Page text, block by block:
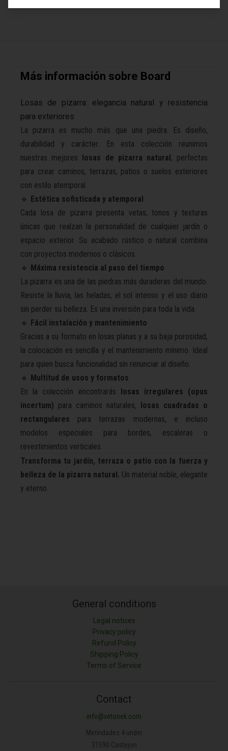
Más información sobre Board
Losas de pizarra: elegancia natural y resistencia
para exteriores
La pizarra es mucho más que una piedra. Es diseño,
durabilidad y carácter. En esta colección reunimos
nuestras mejores losas de pizarra natural, perfectas
para crear caminos, terrazas, patios o suelos exteriores
con estilo atemporal.
🔹 Estética sofisticada y atemporal
Cada losa de pizarra presenta vetas, tonos y texturas
únicas que realzan la personalidad de cualquier jardín o
espacio exterior. Su acabado rústico o natural combina
con proyectos modernos o clásicos.
🔹 Máxima resistencia al paso del tiempo
La pizarra es una de las piedras más duraderas del mundo.
Resiste la lluvia, las heladas, el sol intenso y el uso diario
sin perder su belleza. Es una inversión para toda la vida.
🔹 Fácil instalación y mantenimiento
Gracias a su formato en losas planas y a su baja porosidad,
la colocación es sencilla y el mantenimiento mínimo. Ideal
para quien busca funcionalidad sin renunciar al diseño.
🔹 Multitud de usos y formatos
En la colección encontrarás losas irregulares (opus
incertum) para caminos naturales, losas cuadradas o
rectangulares para terrazas modernas, e incluso
modelos especiales para bordes, escaleras o
revestimientos verticales.
Transforma tu jardín, terraza o patio con la fuerza y
belleza de la pizarra natural. Un material noble, elegante
y eterno.
General conditions
Legal notices
Privacy policy
Refund Policy
Shipping Policy
Terms of Service
Contact
info@vetonek.com
Merindades 4 under
31590 Castejon